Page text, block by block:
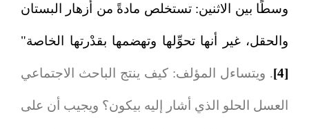
وسطًا بين الاثنين: تستخلص مادةً من أزهار البستان
والحقل، غير أنها تحوِّلها وتهضمها بقدْرتها الخاصة"
[4] . ويتساءل المؤلف: كيف ينتج الباحث الاجتماعي
العسل الحلو الذي أشار إليه بيكون؟ ويجيب أن على